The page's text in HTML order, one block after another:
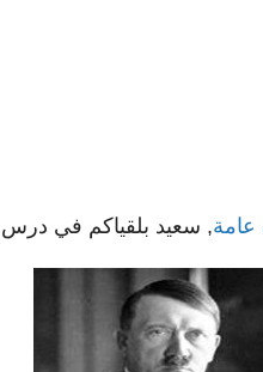
عامة, سعيد بلقياكم في